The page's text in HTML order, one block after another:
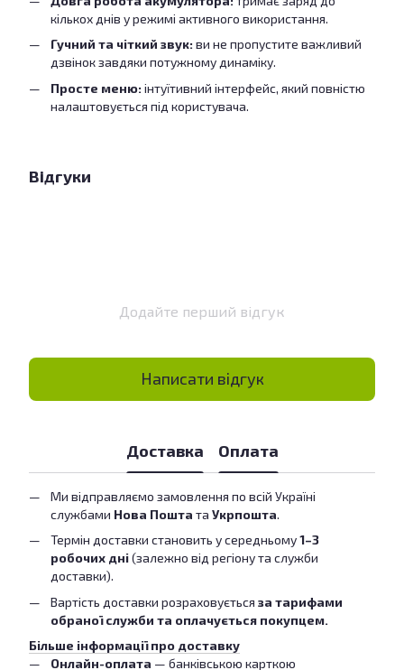
кількох днів у режимі активного використання.
Гучний та чіткий звук: ви не пропустите важливий
дзвінок завдяки потужному динаміку.
Просте меню: інтуїтивний інтерфейс, який повністю
налаштовується під користувача.
Відгуки
Додайте перший відгук
Написати відгук
Доставка Оплата
Ми відправляємо замовлення по всій Україні
службами Нова Пошта та Укрпошта.
Термін доставки становить у середньому1–3
робочих дні(залежно від регіону та служби
доставки).
Вартість доставки розраховується за тарифами
обраної служби та оплачується покупцем.
Більше інформації про доставку
Онлайн-оплата — банківською карткою